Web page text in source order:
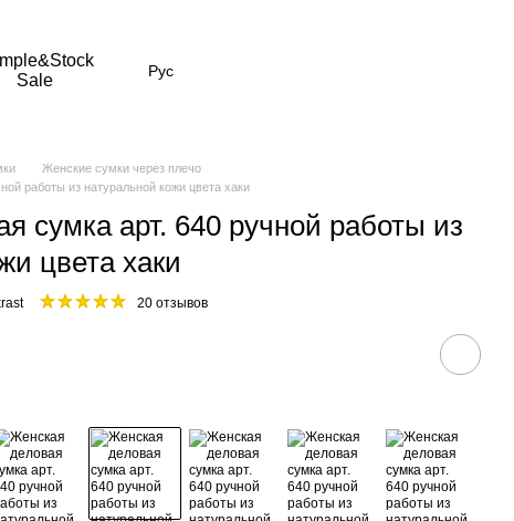
Sale
Рус
Женские сумки через плечо
работы из натуральной кожи цвета хаки
сумка арт. 640 ручной работы из
цвета хаки
20 отзывов